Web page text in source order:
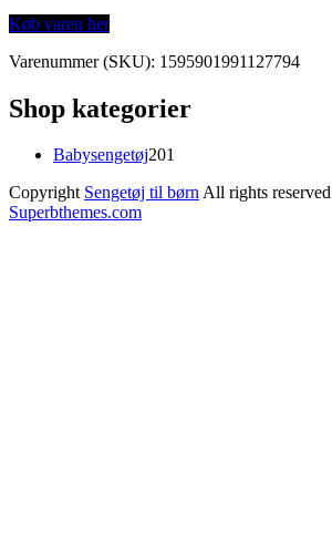
Køb varen her
Varenummer (SKU): 1595901991127794
Shop kategorier
Babysengetøj201
Copyright Sengetøj til børnAll rights reserved
Superbthemes.com